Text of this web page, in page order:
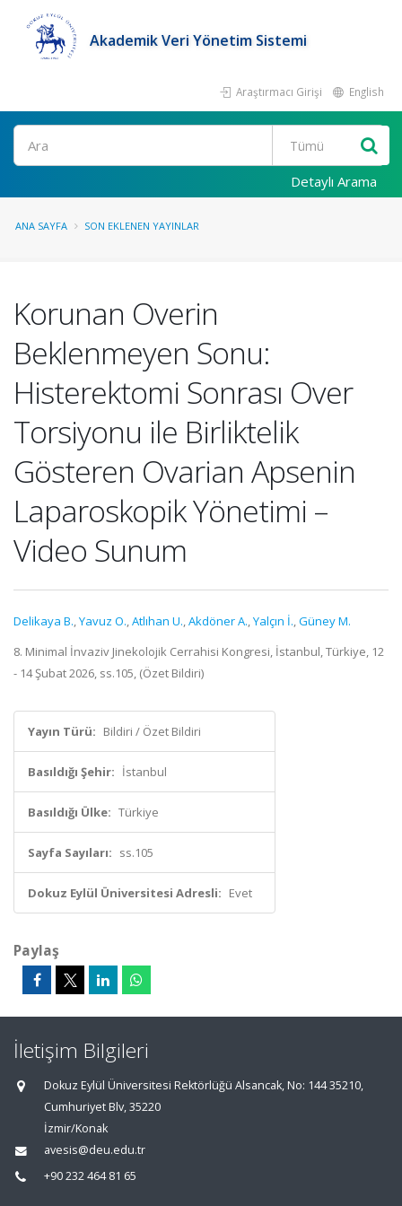
Akademik Veri Yönetim Sistemi
Araştırmacı Girişi English
Ara
Detaylı Arama
ANA SAYFA SON EKLENEN YAYINLAR
Korunan Overin
Beklenmeyen Sonu:
Histerektomi Sonrası Over
Torsiyonu ile Birliktelik
Gösteren Ovarian Apsenin
Laparoskopik Yönetimi –
Video Sunum
Delikaya B.,Yavuz O.,Atlıhan U.,Akdöner A.,Yalçın İ.,Güney M.
8. Minimal İnvaziv Jinekolojik Cerrahisi Kongresi, İstanbul, Türkiye, 12
- 14 Şubat 2026, ss.105, (Özet Bildiri)
Yayın Türü: Bildiri / Özet Bildiri
Basıldığı Şehir: İstanbul
Basıldığı Ülke: Türkiye
Sayfa Sayıları: ss.105
Dokuz Eylül Üniversitesi Adresli: Evet
Paylaş
İletişim Bilgileri
Dokuz Eylül Üniversitesi Rektörlüğü Alsancak, No: 144 35210,
Cumhuriyet Blv, 35220
İzmir/Konak
avesis@deu.edu.tr
+90 232 464 81 65